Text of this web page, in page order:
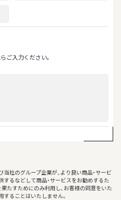
ご⼊⼒ください。
社のグループ企業が、より良い商品・サービ
するなどして商品・サービスをお勧めするた
たすためにのみ利用し、お客様の同意をいた
することはいたしません。